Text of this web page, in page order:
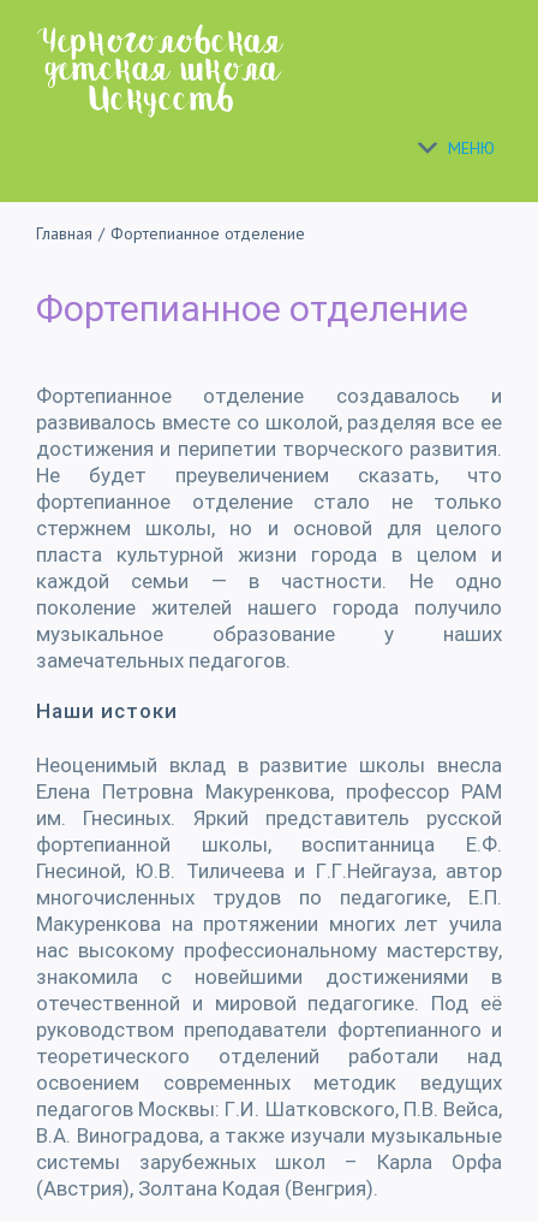
content
МЕНЮ
Главная / Фортепианное отделение
Фортепианное отделение
Фортепианное отделение создавалось и
развивалось вместе со школой, разделяя все ее
достижения и перипетии творческого развития.
Не будет преувеличением сказать, что
фортепианное отделение стало не только
стержнем школы, но и основой для целого
пласта культурной жизни города в целом и
каждой семьи — в частности. Не одно
поколение жителей нашего города получило
музыкальное образование у наших
замечательных педагогов.
Наши истоки
Неоценимый вклад в развитие школы внесла
Елена Петровна Макуренкова, профессор РАМ
им. Гнесиных. Яркий представитель русской
фортепианной школы, воспитанница Е.Ф.
Гнесиной, Ю.В. Тиличеева и Г.Г.Нейгауза, автор
многочисленных трудов по педагогике, Е.П.
Макуренкова на протяжении многих лет учила
нас высокому профессиональному мастерству,
знакомила с новейшими достижениями в
отечественной и мировой педагогике. Под её
руководством преподаватели фортепианного и
теоретического отделений работали над
освоением современных методик ведущих
педагогов Москвы: Г.И. Шатковского, П.В. Вейса,
В.А. Виноградова, а также изучали музыкальные
системы зарубежных школ – Карла Орфа
(Австрия), Золтана Кодая (Венгрия).